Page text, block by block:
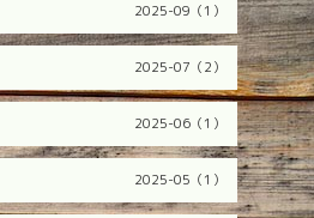
2025-09（1）
2025-07（2）
2025-06（1）
2025-05（1）